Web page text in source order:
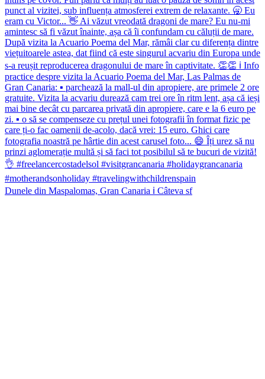
Dunele din Maspalomas, Gran Canaria ℹ️ Câteva sf